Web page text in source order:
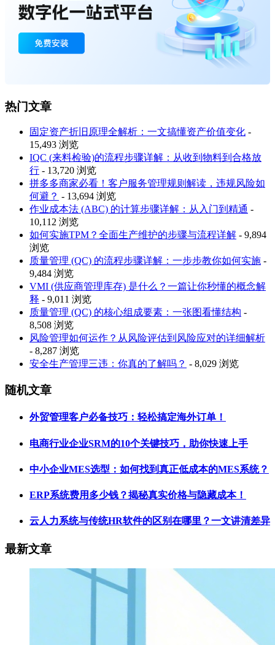
热门文章
固定资产折旧原理全解析：一文搞懂资产价值变化 -
15,493 浏览
IQC (来料检验)的流程步骤详解：从收到物料到合格放
行 - 13,720 浏览
拼多多商家必看！客户服务管理规则解读，违规风险如
何避？ - 13,694 浏览
作业成本法 (ABC) 的计算步骤详解：从入门到精通 -
10,112 浏览
如何实施TPM？全面生产维护的步骤与流程详解 - 9,894
浏览
质量管理 (QC) 的流程步骤详解：一步步教你如何实施 -
9,484 浏览
VMI (供应商管理库存) 是什么？一篇让你秒懂的概念解
释 - 9,011 浏览
质量管理 (QC) 的核心组成要素：一张图看懂结构 -
8,508 浏览
风险管理如何运作？从风险评估到风险应对的详细解析
- 8,287 浏览
安全生产管理三违：你真的了解吗？ - 8,029 浏览
随机文章
外贸管理客户必备技巧：轻松搞定海外订单！
电商行业企业SRM的10个关键技巧，助你快速上手
中小企业MES选型：如何找到真正低成本的MES系统？
ERP系统费用多少钱？揭秘真实价格与隐藏成本！
云人力系统与传统HR软件的区别在哪里？一文讲清差异
最新文章